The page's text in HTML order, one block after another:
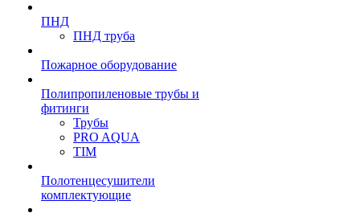
ПНД
ПНД труба
Пожарное оборудование
Полипропиленовые трубы и
фитинги
Трубы
PRO AQUA
TIM
Полотенцесушители
комплектующие